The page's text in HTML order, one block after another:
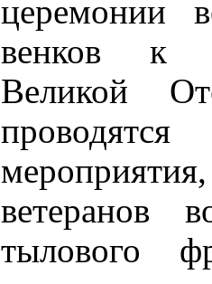
церемонии
венков к
Великой
ветеранов
тылового